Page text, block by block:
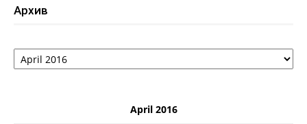
Архив
Архив
April 2016